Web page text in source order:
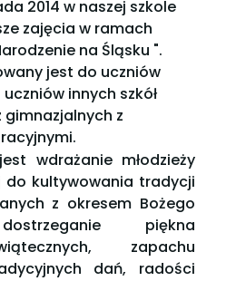
2014 w naszej szkole
zajęcia w ramach
na Śląsku ".
jest do uczniów
innych szkół
z
wdrażanie młodzieży
do kultywowania tradycji
z okresem Bożego
piękna
zapachu
dań, radości